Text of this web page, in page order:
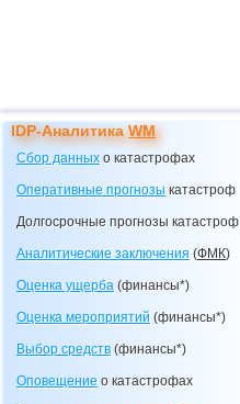
IDP-АналитикаWM
Сбор данных о катастрофах
Оперативные прогнозы катастроф
Долгосрочные прогнозы катастроф
Аналитические заключения (ФМК)
Оценка ущерба (финансы*)
Оценка мероприятий (финансы*)
Выбор средств (финансы*)
Оповещение о катастрофах